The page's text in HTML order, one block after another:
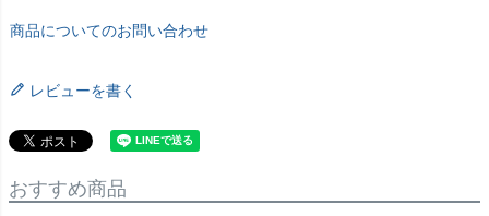
商品についてのお問い合わせ
レビューを書く
おすすめ商品